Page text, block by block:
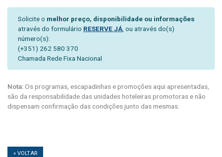
Solicite o melhor preço, disponibilidade ou informações
através do formulário RESERVE JÁ , ou através do(s)
número(s):
(+351) 262 580 370
Chamada Rede Fixa Nacional
Nota:Os programas, escapadinhas e promoções aqui apresentadas,
são da responsabilidade das unidades hoteleiras promotoras e não
dispensam confirmação das condições junto das mesmas.
« VOLTAR